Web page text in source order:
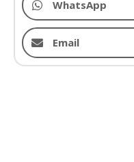
WhatsApp
Email